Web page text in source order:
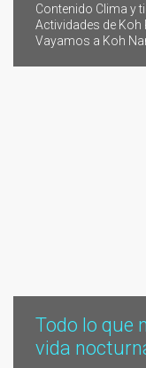
Contenido Clima y
Actividades de
Vayamos a Koh
Todo lo que
vida